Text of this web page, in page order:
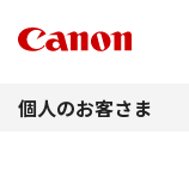
個人のお客さま